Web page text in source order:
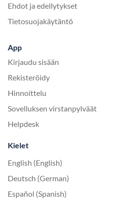
Ehdot ja edellytykset
Tietosuojakäytäntö
App
Kirjaudu sisään
Rekisteröidy
Hinnoittelu
Sovelluksen virstanpylväät
Helpdesk
Kielet
English (English)
Deutsch (German)
Español (Spanish)